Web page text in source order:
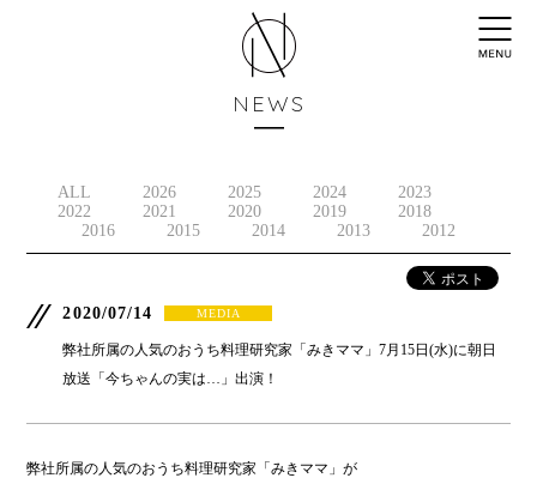
NEWS
ALL 2026 2025 2024
2023
2022
2021 2020 2019
2018
2016
2015 2014 2013 2012
2020/07/14 MEDIA
弊社所属の人気のおうち料理研究家「みきママ」7月15日(水)に朝日
放送「今ちゃんの実は…」出演！
弊社所属の人気のおうち料理研究家「みきママ」が